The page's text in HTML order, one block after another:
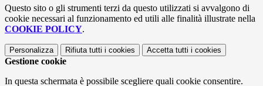
Questo sito o gli strumenti terzi da questo utilizzati si avvalgono di
cookie necessari al funzionamento ed utili alle finalità illustrate nella
COOKIE POLICY.
Personalizza Rifiuta tutti i cookies Accetta tutti i cookies
Gestione cookie
In questa schermata è possibile scegliere quali cookie consentire.